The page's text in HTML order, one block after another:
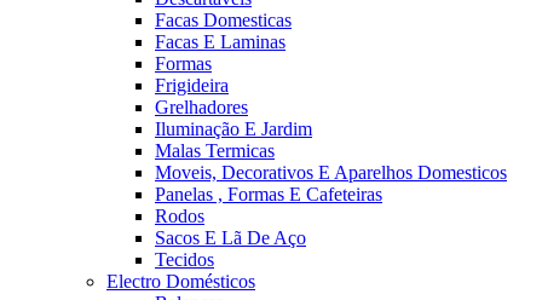
Facas Domesticas
Facas E Laminas
Formas
Frigideira
Grelhadores
Iluminação E Jardim
Malas Termicas
Moveis, Decorativos E Aparelhos Domesticos
Panelas , Formas E Cafeteiras
Rodos
Sacos E Lã De Aço
Tecidos
Electro Domésticos